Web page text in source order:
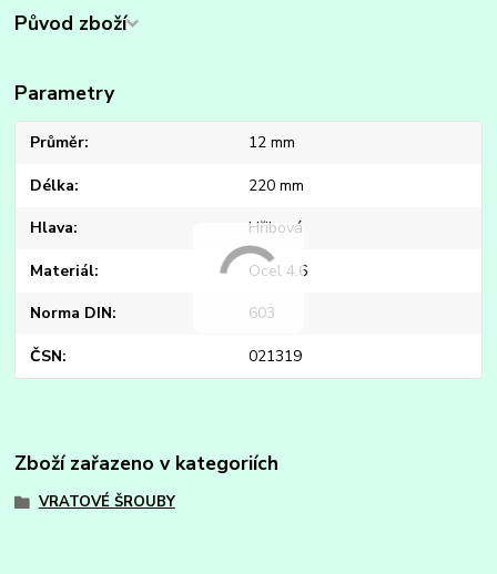
Původ zboží
Parametry
Průměr 12 mm
Délka 220 mm
Hlava Hřibová
Materiál Ocel 4.6
Norma DIN 603
ČSN 021319
Zboží zařazeno v kategoriích
VRATOVÉ ŠROUBY